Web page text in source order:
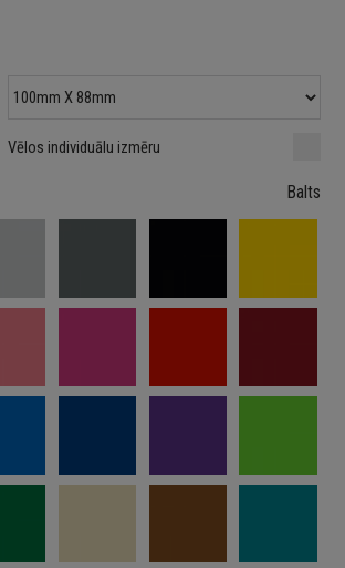
mm mm
Maksimālais izmērs: 1000 mm
Vēlos individuālu izmēru
Balts